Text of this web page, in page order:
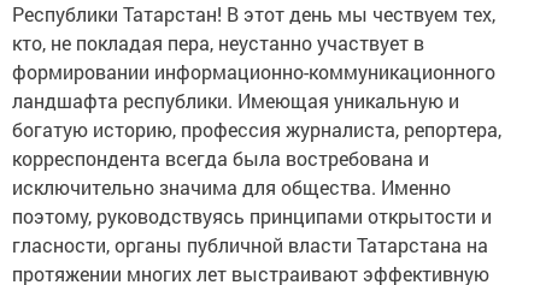
Республики Татарстан! В этот день мы чествуем тех,
кто, не покладая пера, неустанно участвует в
формировании информационно-коммуникационного
ландшафта республики. Имеющая уникальную и
богатую историю, профессия журналиста, репортера,
корреспондента всегда была востребована и
исключительно значима для общества. Именно
поэтому, руководствуясь принципами открытости и
гласности, органы публичной власти Татарстана на
протяжении многих лет выстраивают эффективную